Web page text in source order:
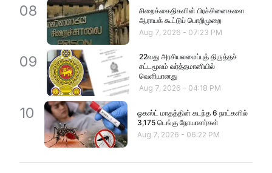
08
சிறைக்கைதிகளின் பிரச்சினைகளை
ஆராயக் கூட்டுப் பொறிமுறை
Aug 7, 2026 - 07:23 PM
09
22வது அரசியலமைப்புத் திருத்தச்
சட்டமூலம் வர்த்தமானியில்
வெளியானது
Aug 7, 2026 - 04:18 PM
10
ஓகஸ்ட் மாதத்தின் கடந்த 6 நாட்களில்
3,175 டெங்கு நோயாளர்கள்
Aug 7, 2026 - 06:22 PM